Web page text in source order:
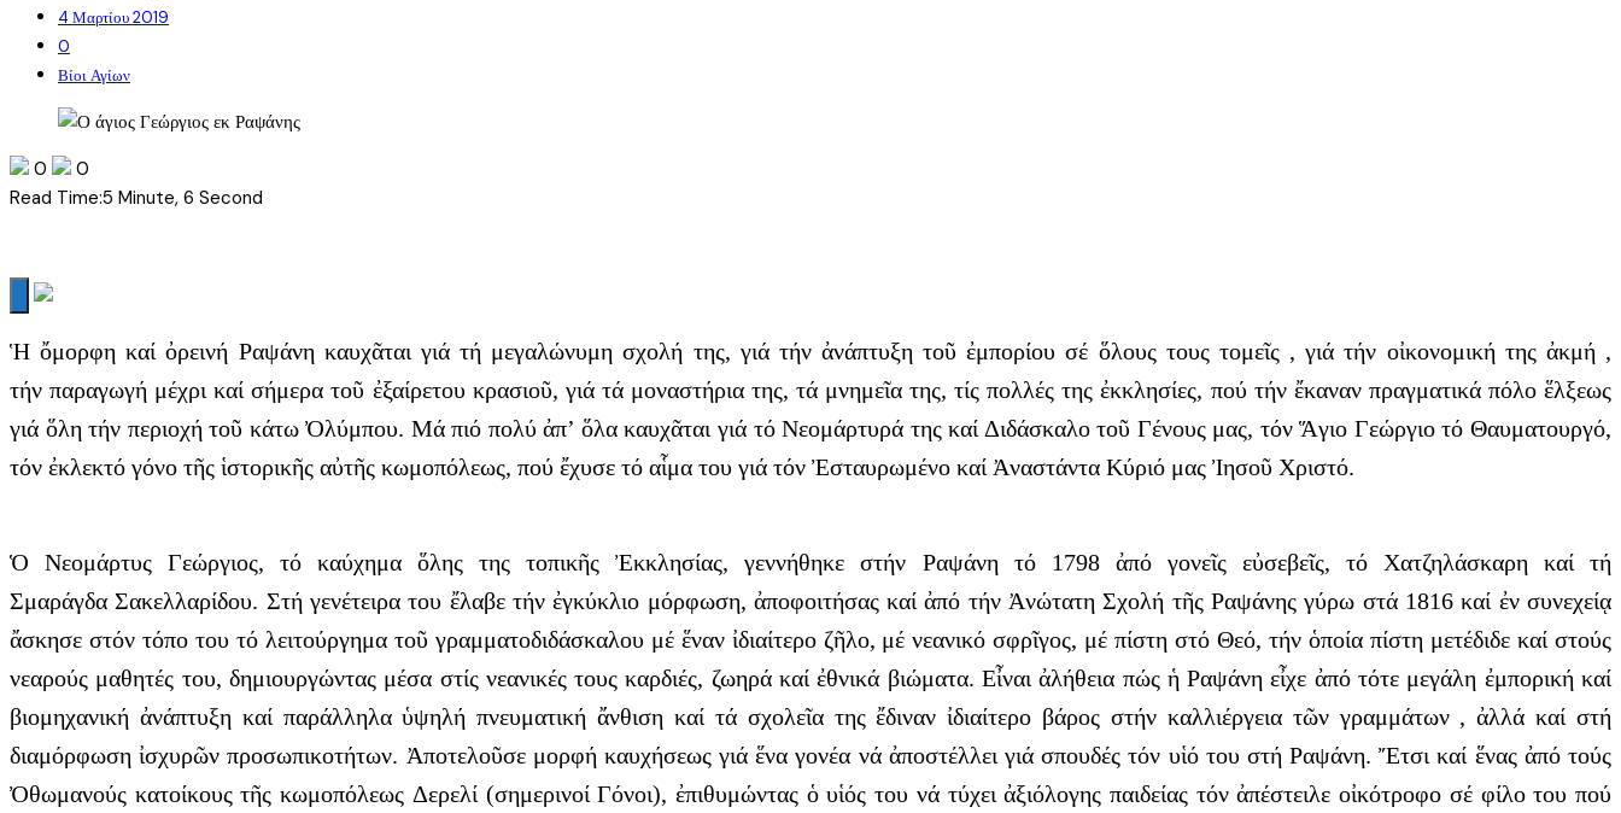
4 Μαρτίου 2019
0
Βίοι Αγίων
0
0
Read Time:5 Minute, 6 Second
Ἡ ὄμορφη καί ὀρεινή Ραψάνη καυχᾶται γιά τή μεγαλώνυμη σχολή της, γιά τήν ἀνάπτυξη τοῦ ἐμπορίου σέ ὅλους τους τομεῖς , γιά τήν οἰκονομική της ἀκμή ,
τήν παραγωγή μέχρι καί σήμερα τοῦ ἐξαίρετου κρασιοῦ, γιά τά μοναστήρια της, τά μνημεῖα της, τίς πολλές της ἐκκλησίες, πού τήν ἔκαναν πραγματικά πόλο ἕλξεως
γιά ὅλη τήν περιοχή τοῦ κάτω Ὀλύμπου. Μά πιό πολύ ἀπ’ ὅλα καυχᾶται γιά τό Νεομάρτυρά της καί Διδάσκαλο τοῦ Γένους μας, τόν Ἅγιο Γεώργιο τό Θαυματουργό,
τόν ἐκλεκτό γόνο τῆς ἱστορικῆς αὐτῆς κωμοπόλεως, πού ἔχυσε τό αἷμα του γιά τόν Ἐσταυρωμένο καί Ἀναστάντα Κύριό μας Ἰησοῦ Χριστό.
Ὁ Νεομάρτυς Γεώργιος, τό καύχημα ὅλης της τοπικῆς Ἐκκλησίας, γεννήθηκε στήν Ραψάνη τό 1798 ἀπό γονεῖς εὐσεβεῖς, τό Χατζηλάσκαρη καί τή
Σμαράγδα Σακελλαρίδου. Στή γενέτειρα του ἔλαβε τήν ἐγκύκλιο μόρφωση, ἀποφοιτήσας καί ἀπό τήν Ἀνώτατη Σχολή τῆς Ραψάνης γύρω στά 1816 καί ἐν συνεχείᾳ
ἄσκησε στόν τόπο του τό λειτούργημα τοῦ γραμματοδιδάσκαλου μέ ἕναν ἰδιαίτερο ζῆλο, μέ νεανικό σφρῖγος, μέ πίστη στό Θεό, τήν ὁποία πίστη μετέδιδε καί στούς
νεαρούς μαθητές του, δημιουργώντας μέσα στίς νεανικές τους καρδιές, ζωηρά καί ἐθνικά βιώματα. Εἶναι ἀλήθεια πώς ἡ Ραψάνη εἶχε ἀπό τότε μεγάλη ἐμπορική καί
βιομηχανική ἀνάπτυξη καί παράλληλα ὑψηλή πνευματική ἄνθιση καί τά σχολεῖα της ἔδιναν ἰδιαίτερο βάρος στήν καλλιέργεια τῶν γραμμάτων , ἀλλά καί στή
διαμόρφωση ἰσχυρῶν προσωπικοτήτων. Ἀποτελοῦσε μορφή καυχήσεως γιά ἕνα γονέα νά ἀποστέλλει γιά σπουδές τόν υἱό του στή Ραψάνη. Ἔτσι καί ἕνας ἀπό τούς
Ὀθωμανούς κατοίκους τῆς κωμοπόλεως Δερελί (σημερινοί Γόνοι), ἐπιθυμώντας ὁ υἱός του νά τύχει ἀξιόλογης παιδείας τόν ἀπέστειλε οἰκότροφο σέ φίλο του πού